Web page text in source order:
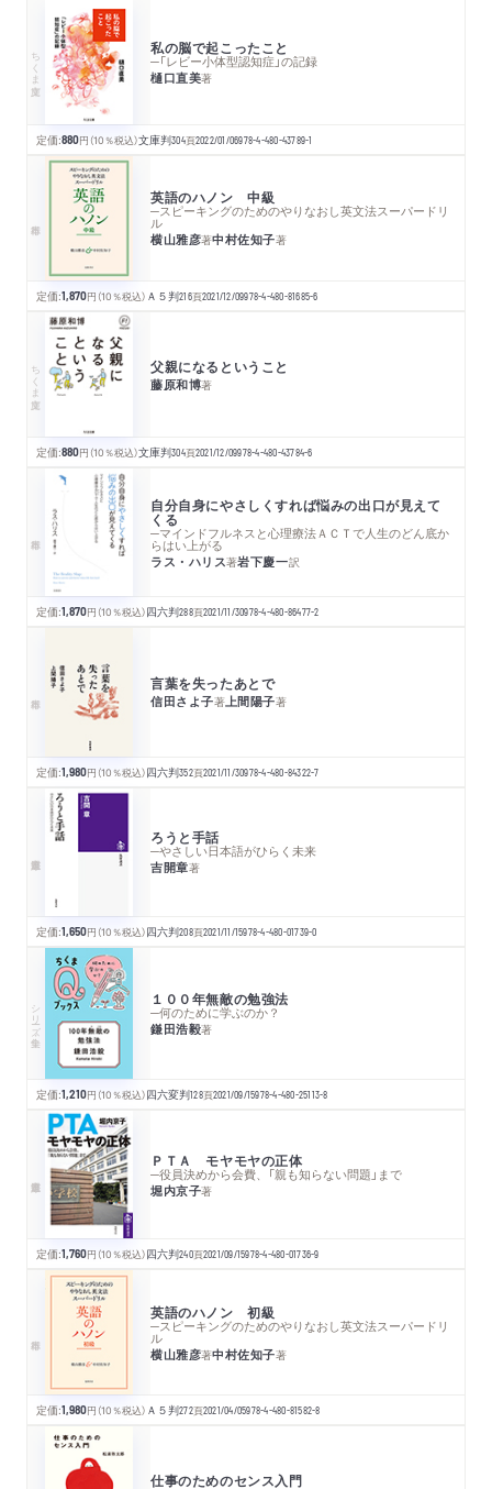
ちくま文庫 私の脳で起こったこと
─「レビー小体型認知症」の記録
樋口直美著
定価:880円 （10％税込）文庫判304頁2022/01/06978-4-480-43789-1
英語のハノン 中級
─スピーキングのためのやりなおし英文法スーパードリ
ル
横山雅彦著中村佐知子著
定価:1,870円 （10％税込） Ａ５判216頁2021/12/09978-4-480-81685-6
ちくま文庫 父親になるということ
藤原和博著
定価:880円 （10％税込）文庫判304頁2021/12/09978-4-480-43784-6
自分自身にやさしくすれば悩みの出口が見えて
くる
─マインドフルネスと心理療法ＡＣＴで人生のどん底か
らはい上がる
ラス・ハリス著岩下慶一訳
定価:1,870円 （10％税込）四六判288頁2021/11/30978-4-480-86477-2
言葉を失ったあとで
信田さよ子著上間陽子著
定価:1,980円 （10％税込）四六判352頁2021/11/30978-4-480-84322-7
ろうと手話
─やさしい日本語がひらく未来
吉開章著
定価:1,650円 （10％税込）四六判208頁2021/11/15978-4-480-01739-0
シリーズ・全集 １００年無敵の勉強法
─何のために学ぶのか？
鎌田浩毅著
定価:1,210円 （10％税込）四六変判128頁2021/09/15978-4-480-25113-8
ＰＴＡ モヤモヤの正体
─役員決めから会費、「親も知らない問題」まで
堀内京子著
定価:1,760円 （10％税込）四六判240頁2021/09/15978-4-480-01736-9
英語のハノン 初級
─スピーキングのためのやりなおし英文法スーパードリ
ル
横山雅彦著中村佐知子著
定価:1,980円 （10％税込） Ａ５判272頁2021/04/05978-4-480-81582-8
仕事のためのセンス入門